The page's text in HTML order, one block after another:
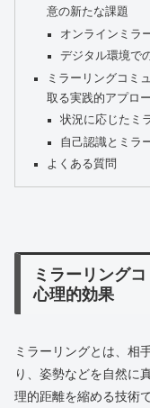
意の新たな課題
オンラインミラ
デジタル環境で
ミラーリングコミ
取る実践的アプロ
状況に応じたミ
自己認識とミラ
よくある質問
ミラーリング
心理的効果
ミラーリングとは、相
り、姿勢などを自然に
理的距離を縮める技術